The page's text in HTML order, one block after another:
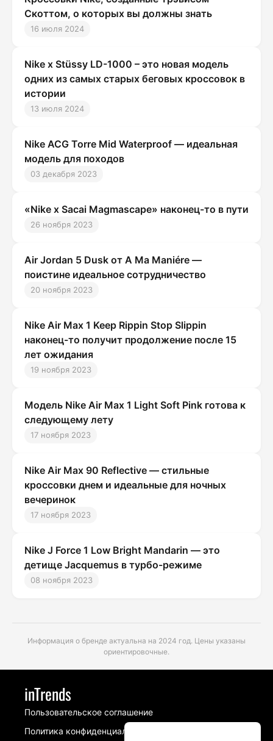
Скоттом, о которых вы должны знать
16 июля 2024
Nike x Stüssy LD-1000 – это новая модель
одних из самых старых беговых кроссовок в
истории
13 июля 2024
Nike ACG Torre Mid Waterproof — идеальная
модель для походов
03 декабря 2023
«Nike x Sacai Magmascape» наконец-то в пути
26 ноября 2023
Air Jordan 5 Dusk от A Ma Maniére —
поистине идеальное сотрудничество
20 ноября 2023
Nike Air Max 1 Keep Rippin Stop Slippin
наконец-то получит продолжение после 15
лет ожидания
19 ноября 2023
Модель Nike Air Max 1 Light Soft Pink готова к
следующему лету
17 ноября 2023
Nike Air Max 90 Reflective — стильные
кроссовки днем и идеальные для ночных
вечеринок
17 ноября 2023
Nike J Force 1 Low Bright Mandarin — это
детище Jacquemus в турбо-режиме
08 ноября 2023
Информация о бренде актуальна на 2024 год. Цены указаны
ориентировочные.
inTrends
Пользовательское соглашение
Политика конфиденциальности